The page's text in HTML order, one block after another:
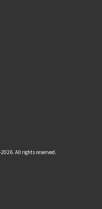
All rights reserved.